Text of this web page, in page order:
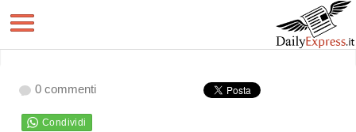
0 commenti